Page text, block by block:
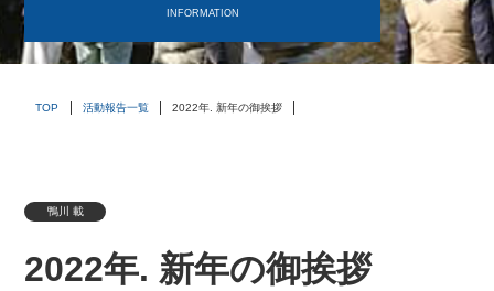
INFORMATION
TOP 活動報告一覧 2022年. 新年の御挨拶
鴨川 載
2022年. 新年の御挨拶